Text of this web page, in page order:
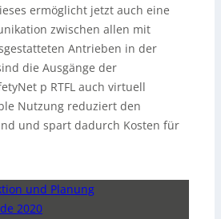
ermöglicht jetzt auch eine
zwischen allen mit
Antrieben in der
die Ausgänge der
p RTFL auch virtuell
Nutzung reduziert den
und spart dadurch Kosten für
und Planung
2020